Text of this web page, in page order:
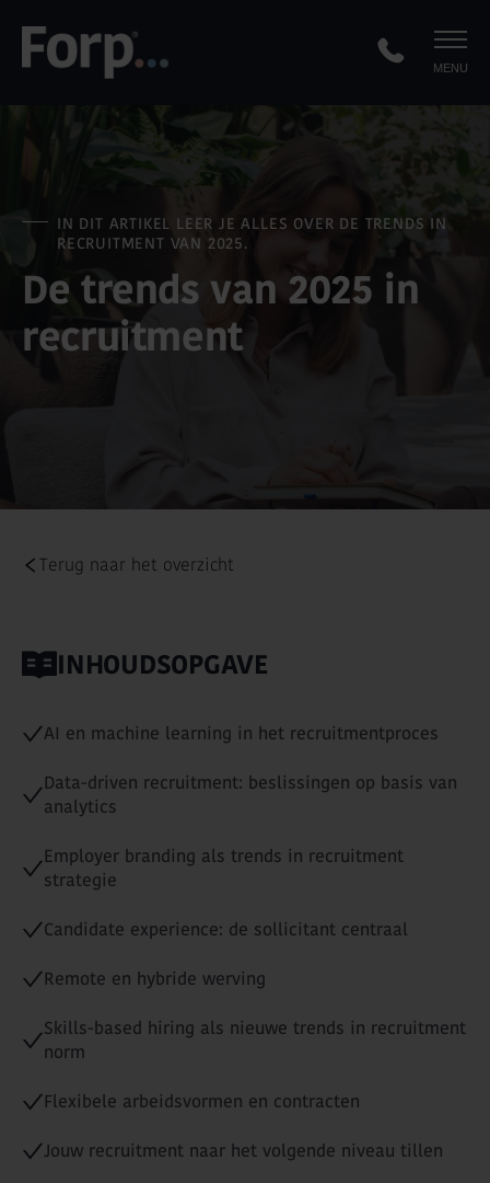
MENU
IN DIT ARTIKEL LEER JE ALLES OVER DE TRENDS IN
RECRUITMENT VAN 2025.
De trends van 2025 in
recruitment
Terug naar het overzicht
INHOUDSOPGAVE
AI en machine learning in het recruitmentproces
Data-driven recruitment: beslissingen op basis van
analytics
Employer branding als trends in recruitment
strategie
Candidate experience: de sollicitant centraal
Remote en hybride werving
Skills-based hiring als nieuwe trends in recruitment
norm
Flexibele arbeidsvormen en contracten
Jouw recruitment naar het volgende niveau tillen